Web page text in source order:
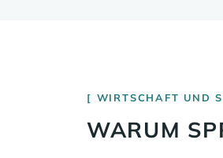
WIRTSCHAFT UND
WARUM